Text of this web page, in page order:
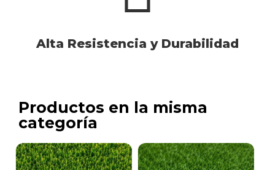
Alta Resistencia y Durabilidad
Productos en la misma
categoría